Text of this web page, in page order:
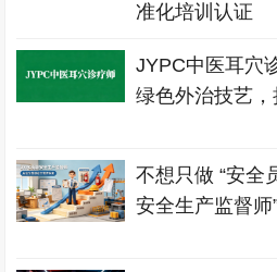
准化培训认证
JYPC中医耳穴
绿色外治技艺
不想只做 “安全
安全生产监督师